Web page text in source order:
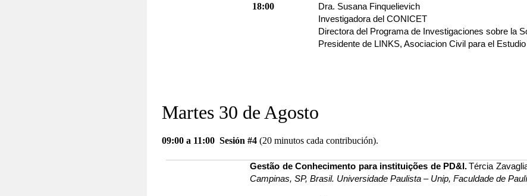
18:00
Dra. Susana Finquelievich
Investigadora del CONICET
Directora del Programa de Investigaciones sobre la
Presidente de LINKS, Asociacion Civil para el
Martes 30 de Agosto
09:00 a 11:00 Sesión #4 (20 minutos cada contribución).
Gestão de Conhecimento para instituições de PD&I. Tércia
Campinas, SP, Brasil. Universidade Paulista – Unip, Faculdade de